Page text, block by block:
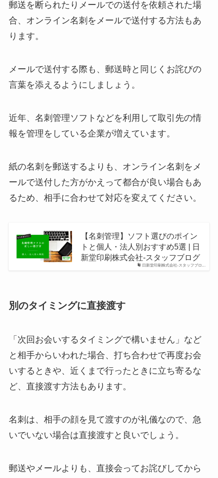
郵送を断られたりメールでの送付を依頼された場
合、オンライン名刺をメールで送付する方法もあ
ります。
メールで送付する際も、郵送時と同じくお詫びの
言葉を添えるようにしましょう。
近年、名刺管理ソフトなどを利用して取引先の情
報を管理をしている企業が増えています。
紙の名刺を郵送するよりも、オンライン名刺をメ
ールで送付した方がかえって都合が良い場合もあ
るため、相手に合わせて対応を変えてください。
日新堂印刷株式会社-スタッフブロ...
【名刺管理】ソフト選びのポイン
トと個人・法人別おすすめ5選 | 日
新堂印刷株式会社-スタッフブログ
別のタイミングに直接渡す
「次回お会いするタイミングで構いません」など
と相手からいわれた場合、打ち合わせで再度お会
いするときや、近くまで行ったときに立ち寄るな
ど、直接渡す方法もあります。
名刺は、相手の顔を見て渡すのが礼儀なので、急
いでいない場合は直接渡すと良いでしょう。
郵送やメールよりも、直接会ってお詫びしてから